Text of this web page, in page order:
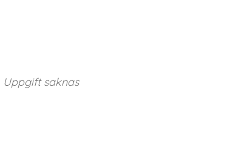
Uppgift saknas